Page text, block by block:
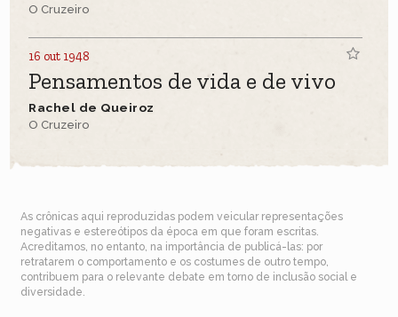
O Cruzeiro
16 out 1948
Pensamentos de vida e de vivo
Rachel de Queiroz
O Cruzeiro
As crônicas aqui reproduzidas podem veicular representações
negativas e estereótipos da época em que foram escritas.
Acreditamos, no entanto, na importância de publicá-las: por
retratarem o comportamento e os costumes de outro tempo,
contribuem para o relevante debate em torno de inclusão social e
diversidade.